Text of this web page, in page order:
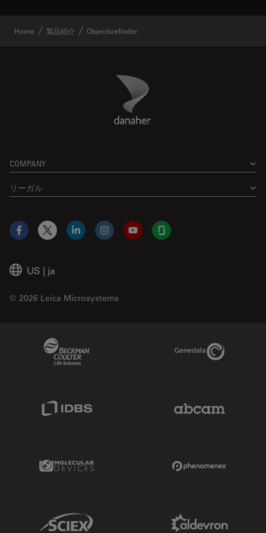
Home 製品紹介 Objectivefinder
Danaher Logo
COMPANY
リーガル
US | ja
© 2026 Leica Microsystems
Facebook
X LinkedInInstagramYouTubeGlassdoor
Genedata Link
Molecular Devices Link
Sciex Link